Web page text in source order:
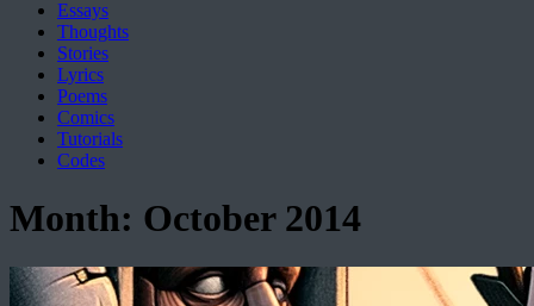
Essays
Thoughts
Stories
Lyrics
Poems
Comics
Tutorials
Codes
Month: October 2014